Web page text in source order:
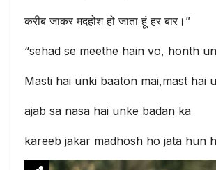
करीब जाकर मदहोश हो जाता हूं हर बार।”
“sehad se meethe hain vo, honth
Masti hai unki baaton mai,mast hai
ajab sa nasa hai unke badan ka
kareeb jakar madhosh ho jata hun